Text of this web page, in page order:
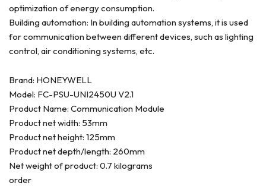
optimization of energy consumption.
Building automation: In building automation systems, it is used
for communication between different devices, such as lighting
control, air conditioning systems, etc.
Brand: HONEYWELL
Model: FC-PSU-UNI2450U V2.1
Product Name: Communication Module
Product net width: 53mm
Product net height: 125mm
Product net depth/length: 260mm
Net weight of product: 0.7 kilograms
order